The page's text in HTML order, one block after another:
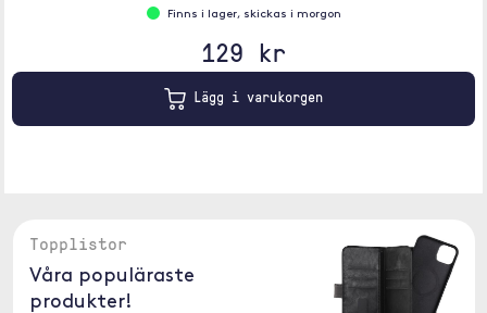
Finns i lager, skickas i morgon
129 kr
Lägg i varukorgen
Topplistor
Våra populäraste
produkter!